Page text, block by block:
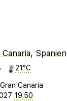
, Spanien
21°C
Gran Canaria
19:50